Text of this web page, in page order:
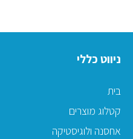
ניווט כללי
בית
קטלוג מוצרים
אחסנה ולוגיסטיקה